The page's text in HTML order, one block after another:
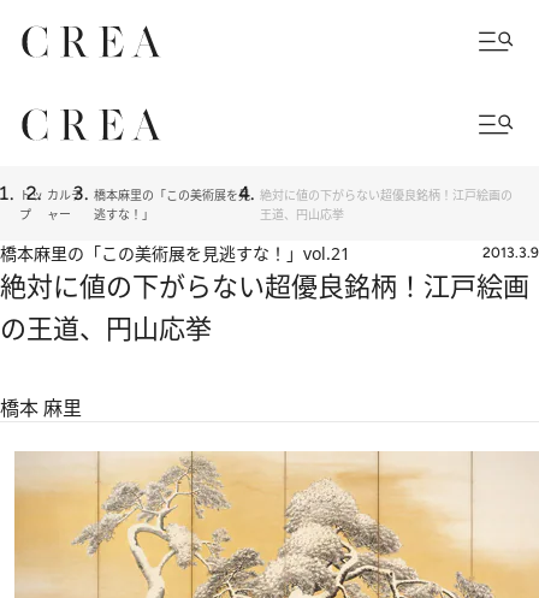
トッ
プ
カルチ
ャー
橋本麻里の「この美術展を見
逃すな！」
絶対に値の下がらない超優良銘柄！江戸絵画の
王道、円山応挙
橋本麻里の「この美術展を見逃すな！」 vol.21 2013.3.9
絶対に値の下がらない超優良銘柄！江戸絵画
の王道、円山応挙
橋本 麻里